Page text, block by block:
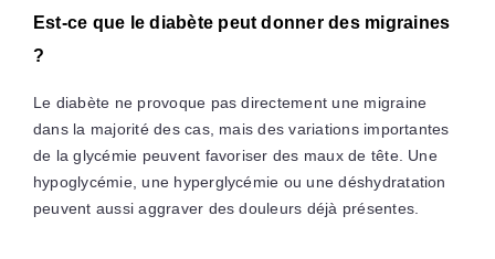
Est-ce que le diabète peut donner des migraines
?
Le diabète ne provoque pas directement une migraine
dans la majorité des cas, mais des variations importantes
de la glycémie peuvent favoriser des maux de tête. Une
hypoglycémie, une hyperglycémie ou une déshydratation
peuvent aussi aggraver des douleurs déjà présentes.